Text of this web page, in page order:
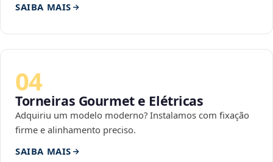
SAIBA MAIS
04
Torneiras Gourmet e Elétricas
Adquiriu um modelo moderno? Instalamos com fixação
firme e alinhamento preciso.
SAIBA MAIS